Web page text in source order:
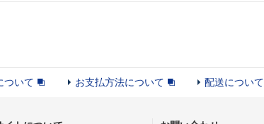
ついて お支払方法について 配送について